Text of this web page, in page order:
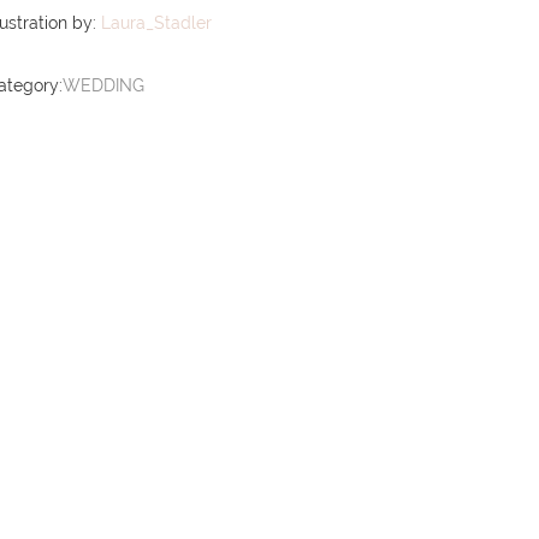
by: Laura_Stadler
WEDDING